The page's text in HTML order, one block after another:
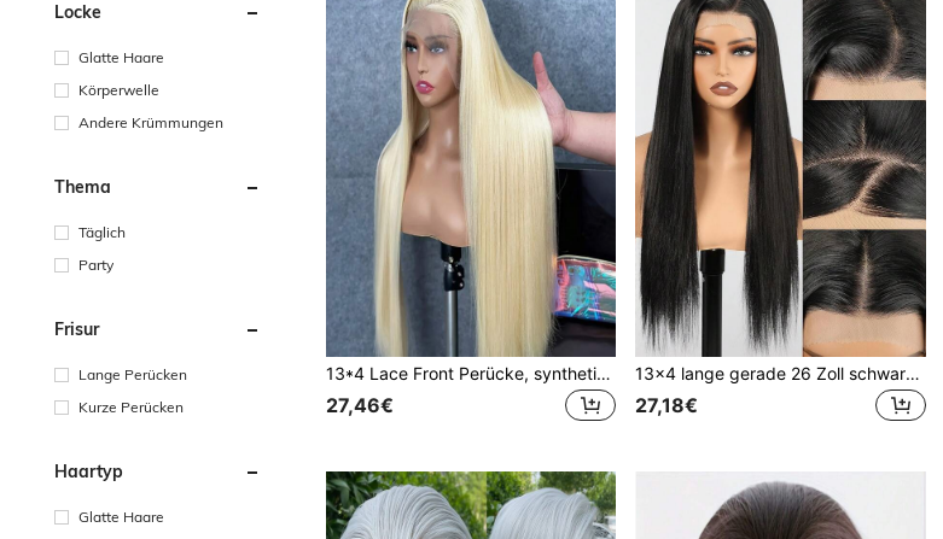
Locke
Glatte Haare
Körperwelle
Andere Krümmungen
Thema
Täglich
Party
Frisur
Lange Perücken
Kurze Perücken
Haartyp
Glatte Haare
13*4 Lace Front Perücke, synthetisches glattes Haar, 613 Blond Lace Front Perücke, hitzebeständige Faser Lace Front Perücke
27,46€
13x4 lange gerade 26 Zoll schwarze Spitzen-Frontperücke, synthetische Spitzen-Frontperücke mit vorgezupfter Haaransatzlinie, hitzefeste Faserhaar, seidig gerade Perücke für Frauen, Cosplay, Party, täglicher Gebrauch
27,18€